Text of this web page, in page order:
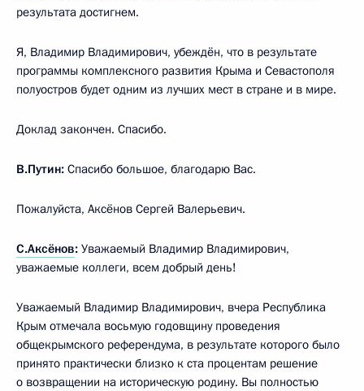
результата достигнем.
Я, Владимир Владимирович, убеждён, что в результате
программы комплексного развития Крыма и Севастополя
полуостров будет одним из лучших мест в стране и в мире.
Доклад закончен. Спасибо.
В.Путин: Спасибо большое, благодарю Вас.
Пожалуйста, Аксёнов Сергей Валерьевич.
С.Аксёнов: Уважаемый Владимир Владимирович,
уважаемые коллеги, всем добрый день!
Уважаемый Владимир Владимирович, вчера Республика
Крым отмечала восьмую годовщину проведения
общекрымского референдума, в результате которого было
принято практически близко к ста процентам решение
о возвращении на историческую родину. Вы полностью